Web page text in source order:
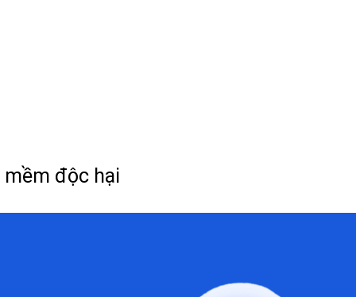
mềm độc hại